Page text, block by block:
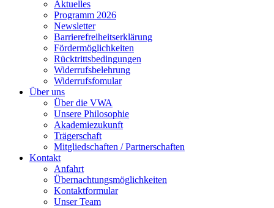
Aktuelles
Programm 2026
Newsletter
Barrierefreiheitserklärung
Fördermöglichkeiten
Rücktrittsbedingungen
Widerrufsbelehrung
Widerrufsfomular
Über uns
Über die VWA
Unsere Philosophie
Akademiezukunft
Trägerschaft
Mitgliedschaften / Partnerschaften
Kontakt
Anfahrt
Übernachtungsmöglichkeiten
Kontaktformular
Unser Team